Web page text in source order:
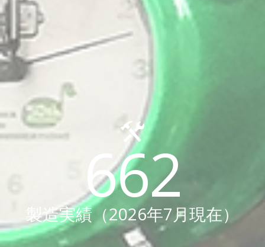
745
製造実績（2026年7月現在）